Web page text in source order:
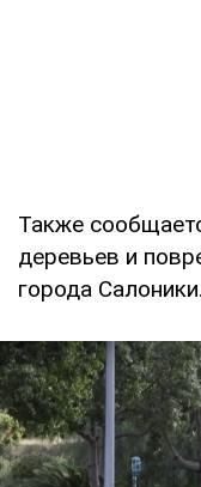
Также
деревьев и
города Салоники.